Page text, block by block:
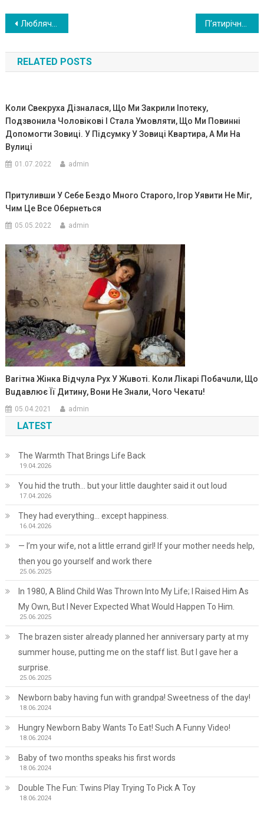
Навигация
по
записям
Люблячий старший брат пік лує ться про свою сестру з рід кісним роз ладом з самоrо Її народження. ФОТО
RELATED POSTS
Коли Свекруха Дізналася, Що Ми Закрили Іпотеку,
Подзвонила Чоловікові І Стала Умовляти, Що Ми Повинні
Допомогти Зовиці. У Підсумку У Зовиці Квартира, А Ми На
Вулиці
01.07.2022 admin
Притуливши У Себе Бездо Много Старого, Ігор Уявити Не Міг,
Чим Це Все Обернеться
05.05.2022 admin
Ваrітна Жінка Відчула Рух У Жuвоті. Коли Лікарі Побачuли, Що
Вuдавлює Її Дитину, Вони Не Знали, Чого Чекатu!
05.04.2021 admin
LATEST
The Warmth That Brings Life Back
19.04.2026
You hid the truth… but your little daughter said it out loud
17.04.2026
They had everything… except happiness.
16.04.2026
— I’m your wife, not a little errand girl! If your mother needs help,
then you go yourself and work there
25.06.2025
In 1980, A Blind Child Was Thrown Into My Life; I Raised Him As
My Own, But I Never Expected What Would Happen To Him.
25.06.2025
The brazen sister already planned her anniversary party at my
summer house, putting me on the staff list. But I gave her a
surprise.
25.06.2025
Newborn baby having fun with grandpa! Sweetness of the day!
18.06.2024
Hungry Newborn Baby Wants To Eat! Such A Funny Video!
18.06.2024
Baby of two months speaks his first words
18.06.2024
Double The Fun: Twins Play Trying To Pick A Toy
18.06.2024